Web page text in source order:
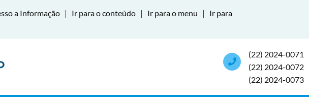
a Informação | Ir para o conteúdo | Ir para o menu |
Ir para
(22) 2024-0071
(22) 2024-0072
(22) 2024-0073